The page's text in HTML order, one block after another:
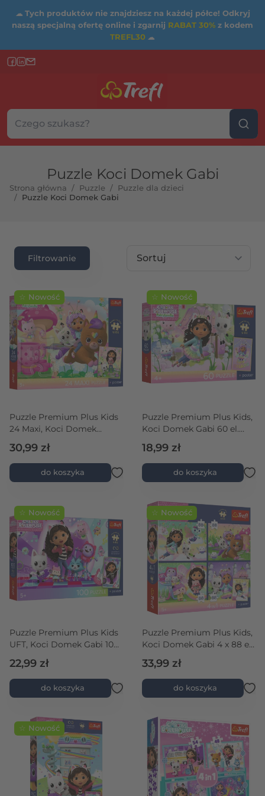
☁ Tych produktów nie znajdziesz na każdej półce! Odkryj
naszą specjalną ofertę online i zgarnij RABAT 30% z kodem
TREFL30 ☁
Szukaj w sklepie...
Wybierz kategorię
Puzzle Koci Domek Gabi
Strona główna / Puzzle / Puzzle dla dzieci
/ Puzzle Koci Domek Gabi
maksymalna
Filtrowanie
Sortuj wg
☆ Nowość
Puzzle Premium Plus Kids
24 Maxi, Koci Domek
Gabby - Gabby na ratunek
+ kolekcjonerski plakat
30,99 zł
do koszyka
☆ Nowość
Puzzle Premium Plus Kids,
Koci Domek Gabi 60 el.
Gabi i kocie przygody +
kolekcjonerski plakat
18,99 zł
do koszyka
☆ Nowość
Puzzle Premium Plus Kids
UFT, Koci Domek Gabi 100
el. Kolorowy koci świat +
kolekcjonerski plakat
22,99 zł
do koszyka
☆ Nowość
Puzzle Premium Plus Kids,
Koci Domek Gabi 4 x 88 el.
Kocie harce +
kolekcjonerski plakat
33,99 zł
do koszyka
☆ Nowość